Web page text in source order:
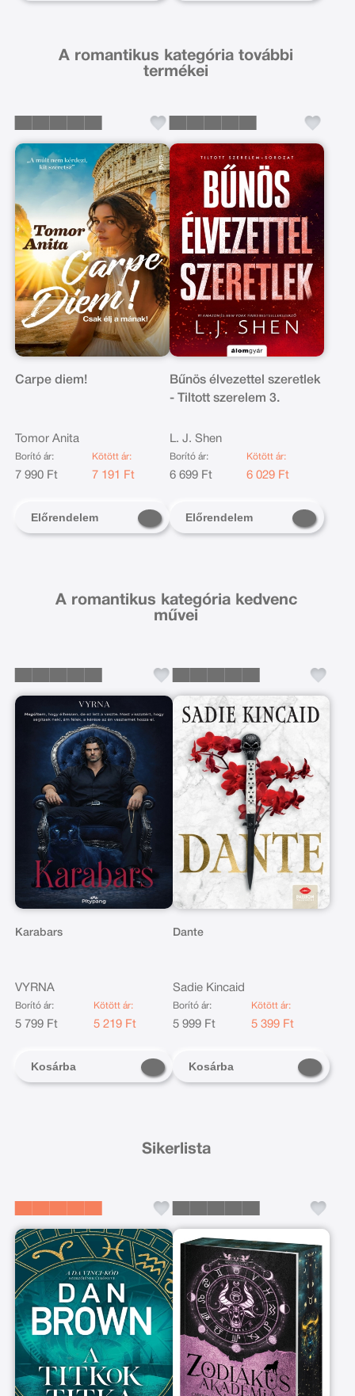
A romantikus kategória további
termékei
Carpe diem!
Tomor Anita
Borító ár:
7 990 Ft
Kötött ár:
7 191 Ft
Előrendelem
Bűnös élvezettel szeretlek
- Tiltott szerelem 3.
L. J. Shen
Borító ár:
6 699 Ft
Kötött ár:
6 029 Ft
Előrendelem
A romantikus kategória kedvenc
művei
Karabars
VYRNA
Borító ár:
5 799 Ft
Kötött ár:
5 219 Ft
Kosárba
Dante
Sadie Kincaid
Borító ár:
5 999 Ft
Kötött ár:
5 399 Ft
Kosárba
Sikerlista